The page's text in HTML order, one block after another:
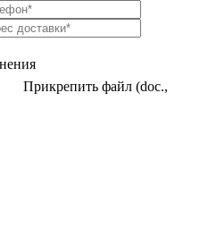
Прикрепить файл (doc.,